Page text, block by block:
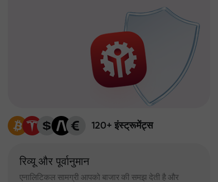
120+ इंस्ट्रूमेंट्स
रिव्यू और पूर्वानुमान
एनालिटिकल सामग्री आपको बाजार की समझ देती है और